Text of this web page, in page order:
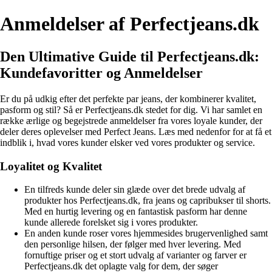
Anmeldelser af Perfectjeans.dk
Den Ultimative Guide til Perfectjeans.dk:
Kundefavoritter og Anmeldelser
Er du på udkig efter det perfekte par jeans, der kombinerer kvalitet,
pasform og stil? Så er Perfectjeans.dk stedet for dig. Vi har samlet en
række ærlige og begejstrede anmeldelser fra vores loyale kunder, der
deler deres oplevelser med Perfect Jeans. Læs med nedenfor for at få et
indblik i, hvad vores kunder elsker ved vores produkter og service.
Loyalitet og Kvalitet
En tilfreds kunde deler sin glæde over det brede udvalg af
produkter hos Perfectjeans.dk, fra jeans og capribukser til shorts.
Med en hurtig levering og en fantastisk pasform har denne
kunde allerede forelsket sig i vores produkter.
En anden kunde roser vores hjemmesides brugervenlighed samt
den personlige hilsen, der følger med hver levering. Med
fornuftige priser og et stort udvalg af varianter og farver er
Perfectjeans.dk det oplagte valg for dem, der søger